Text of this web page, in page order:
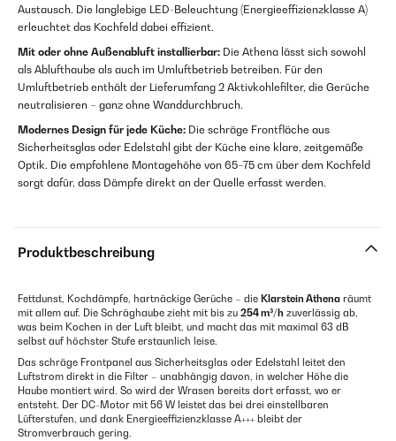
Austausch. Die langlebige LED-Beleuchtung (Energieeffizienzklasse A)
erleuchtet das Kochfeld dabei effizient.
Mit oder ohne Außenabluft installierbar: Die Athena lässt sich sowohl
als Ablufthaube als auch im Umluftbetrieb betreiben. Für den
Umluftbetrieb enthält der Lieferumfang 2 Aktivkohlefilter, die Gerüche
neutralisieren – ganz ohne Wanddurchbruch.
Modernes Design für jede Küche: Die schräge Frontfläche aus
Sicherheitsglas oder Edelstahl gibt der Küche eine klare, zeitgemäße
Optik. Die empfohlene Montagehöhe von 65–75 cm über dem Kochfeld
sorgt dafür, dass Dämpfe direkt an der Quelle erfasst werden.
Produktbeschreibung
Fettdunst, Kochdämpfe, hartnäckige Gerüche – die Klarstein Athena räumt
mit allem auf. Die Schräghaube zieht mit bis zu 254 m³/h zuverlässig ab,
was beim Kochen in der Luft bleibt, und macht das mit maximal 63 dB
selbst auf höchster Stufe erstaunlich leise.
Das schräge Frontpanel aus Sicherheitsglas oder Edelstahl leitet den
Luftstrom direkt in die Filter – unabhängig davon, in welcher Höhe die
Haube montiert wird. So wird der Wrasen bereits dort erfasst, wo er
entsteht. Der DC-Motor mit 56 W leistet das bei drei einstellbaren
Lüfterstufen, und dank Energieeffizienzklasse A+++ bleibt der
Stromverbrauch gering.